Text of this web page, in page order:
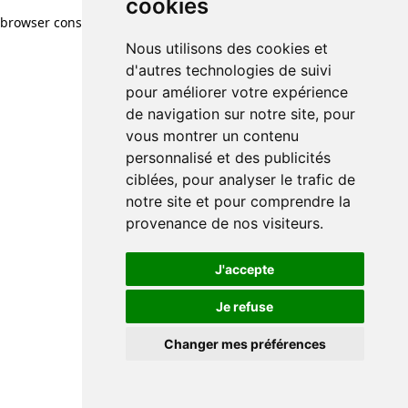
cookies
Nous utilisons des cookies et
d'autres technologies de suivi
pour améliorer votre expérience
de navigation sur notre site, pour
vous montrer un contenu
personnalisé et des publicités
ciblées, pour analyser le trafic de
notre site et pour comprendre la
provenance de nos visiteurs.
J'accepte
Je refuse
Changer mes préférences
browser console for more information)